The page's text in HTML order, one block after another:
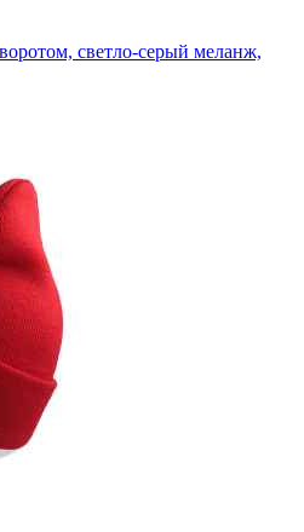
светло-серый меланж,